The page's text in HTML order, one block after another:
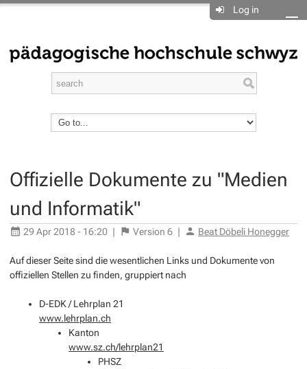
Log in
Offizielle Dokumente zu "Medien
und Informatik"
29 Apr 2018 - 16:20 | Version 6 | Beat Döbeli Honegger
Auf dieser Seite sind die wesentlichen Links und Dokumente von
offiziellen Stellen zu finden, gruppiert nach
D-EDK / Lehrplan 21
www.lehrplan.ch
Kanton
www.sz.ch/lehrplan21
PHSZ